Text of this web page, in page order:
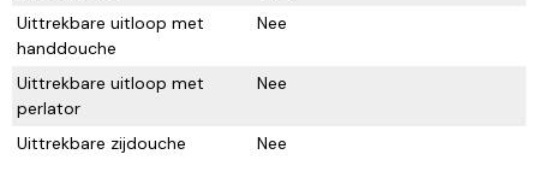
Uittrekbare uitloop met
handdouche
Nee
Uittrekbare uitloop met
perlator
Nee
Uittrekbare zijdouche Nee